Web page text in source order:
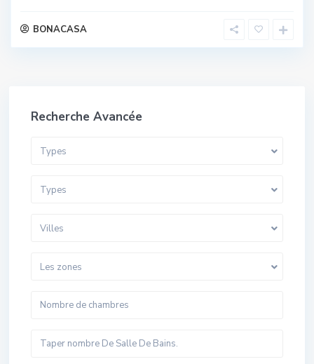
BONACASA
Recherche Avancée
Types
Types
Villes
Les zones